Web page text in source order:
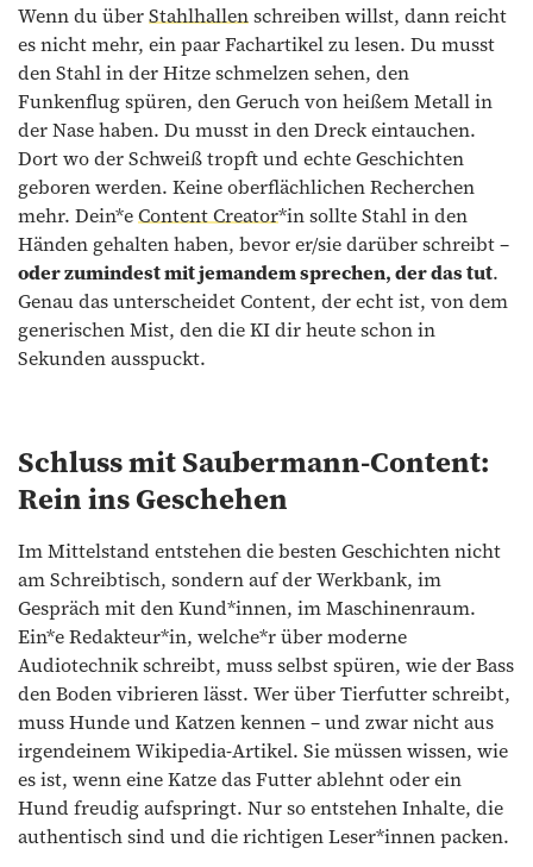
Wenn du überStahlhallenschreiben willst, dann reicht
es nicht mehr, ein paar Fachartikel zu lesen. Du musst
den Stahl in der Hitze schmelzen sehen, den
Funkenflug spüren, den Geruch von heißem Metall in
der Nase haben. Du musst in den Dreck eintauchen.
Dort wo der Schweiß tropft und echte Geschichten
geboren werden. Keine oberflächlichen Recherchen
mehr. Dein*eContent Creator*in sollte Stahl in den
Händen gehalten haben, bevor er/sie darüber schreibt –
oder zumindest mit jemandem sprechen, der das tut.
Genau das unterscheidet Content, der echt ist, von dem
generischen Mist, den die KI dir heute schon in
Sekunden ausspuckt.
Schluss mit Saubermann-Content:
Rein ins Geschehen
Im Mittelstand entstehen die besten Geschichten nicht
am Schreibtisch, sondern auf der Werkbank, im
Gespräch mit den Kund*innen, im Maschinenraum.
Ein*e Redakteur*in, welche*r über moderne
Audiotechnik schreibt, muss selbst spüren, wie der Bass
den Boden vibrieren lässt. Wer über Tierfutter schreibt,
muss Hunde und Katzen kennen – und zwar nicht aus
irgendeinem Wikipedia-Artikel. Sie müssen wissen, wie
es ist, wenn eine Katze das Futter ablehnt oder ein
Hund freudig aufspringt. Nur so entstehen Inhalte, die
authentisch sind und die richtigen Leser*innen packen.